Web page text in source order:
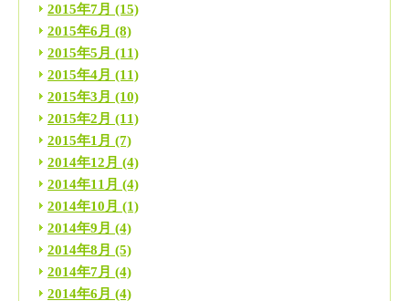
2015年7月 (15)
2015年6月 (8)
2015年5月 (11)
2015年4月 (11)
2015年3月 (10)
2015年2月 (11)
2015年1月 (7)
2014年12月 (4)
2014年11月 (4)
2014年10月 (1)
2014年9月 (4)
2014年8月 (5)
2014年7月 (4)
2014年6月 (4)